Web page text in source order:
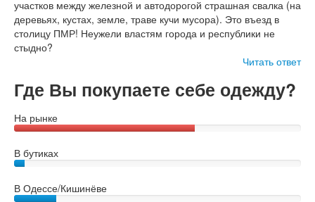
участков между железной и автодорогой страшная свалка (на
деревьях, кустах, земле, траве кучи мусора). Это въезд в
столицу ПМР! Неужели властям города и республики не
стыдно?
Читать ответ
Где Вы покупаете себе одежду?
На рынке
В бутиках
В Одессе/Кишинёве